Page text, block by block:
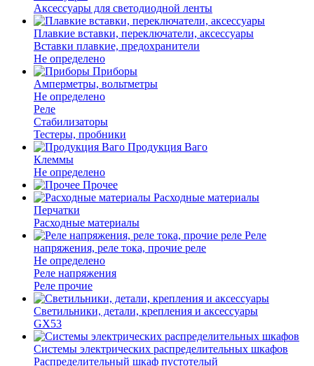
Аксессуары для светодиодной ленты
Плавкие вставки, переключатели, аксессуары
Вставки плавкие, предохранители
Не определено
Приборы
Амперметры, вольтметры
Не определено
Реле
Стабилизаторы
Тестеры, пробники
Продукция Ваго
Клеммы
Не определено
Прочее
Расходные материалы
Перчатки
Расходные материалы
Реле
напряжения, реле тока, прочие реле
Не определено
Реле напряжения
Реле прочие
Светильники, детали, крепления и аксессуары
GX53
Системы электрических распределительных шкафов
Распределительный шкаф пустотелый